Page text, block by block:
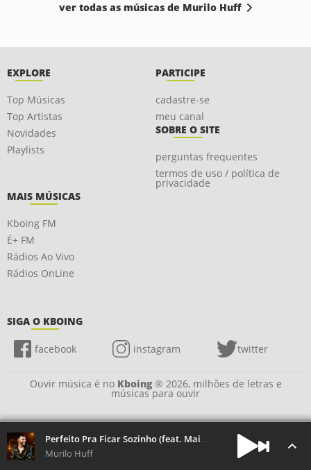
ver todas as músicas de Murilo Huff
EXPLORE
Top Músicas
Top Artistas
Novidades
Playlists
PARTICIPE
cadastre-se
meu canal
SOBRE O SITE
perguntas frequentes
termos de uso / política de
privacidade
MAIS MÚSICAS
Kboing FM
É+ FM
Rádios Ao Vivo
Rádios OnLine
SIGA O KBOING
facebook instagram twitter
Ouvir música é no Kboing® 2026, milhões de letras e
músicas para ouvir
Perfeito Pra Ficar Sozinho (feat. Maiara & Maraisa)
Murilo Huff